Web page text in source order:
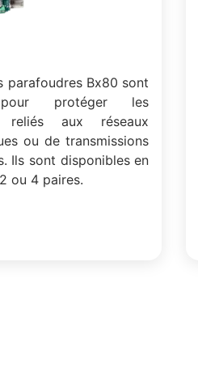
parafoudres Bx80 sont
protéger les
reliés aux réseaux
ou de transmissions
Ils sont disponibles en
ou 4 paires.